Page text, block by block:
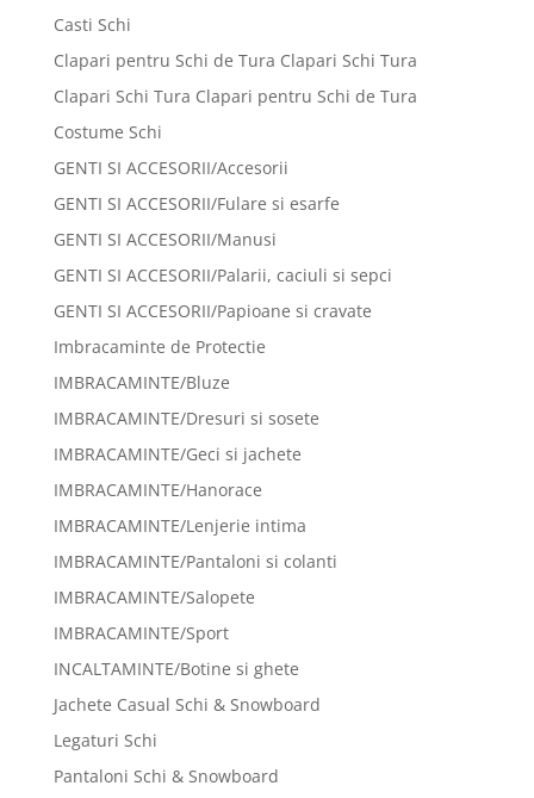
Casti Schi
Clapari pentru Schi de Tura Clapari Schi Tura
Clapari Schi Tura Clapari pentru Schi de Tura
Costume Schi
GENTI SI ACCESORII/Accesorii
GENTI SI ACCESORII/Fulare si esarfe
GENTI SI ACCESORII/Manusi
GENTI SI ACCESORII/Palarii, caciuli si sepci
GENTI SI ACCESORII/Papioane si cravate
Imbracaminte de Protectie
IMBRACAMINTE/Bluze
IMBRACAMINTE/Dresuri si sosete
IMBRACAMINTE/Geci si jachete
IMBRACAMINTE/Hanorace
IMBRACAMINTE/Lenjerie intima
IMBRACAMINTE/Pantaloni si colanti
IMBRACAMINTE/Salopete
IMBRACAMINTE/Sport
INCALTAMINTE/Botine si ghete
Jachete Casual Schi & Snowboard
Legaturi Schi
Pantaloni Schi & Snowboard